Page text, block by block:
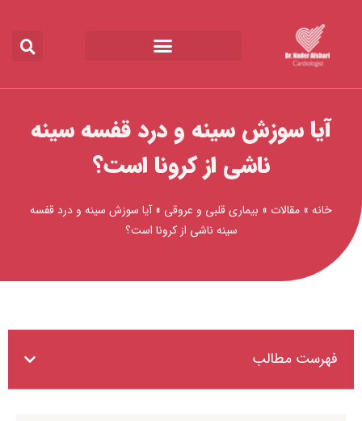
آیا سوزش سینه و درد قفسه سينه
ناشی از کرونا است؟
خانه » مقالات » بیماری قلبی و عروقی »آیا سوزش سینه و درد قفسه
سينه ناشی از کرونا است؟
فهرست مطالب